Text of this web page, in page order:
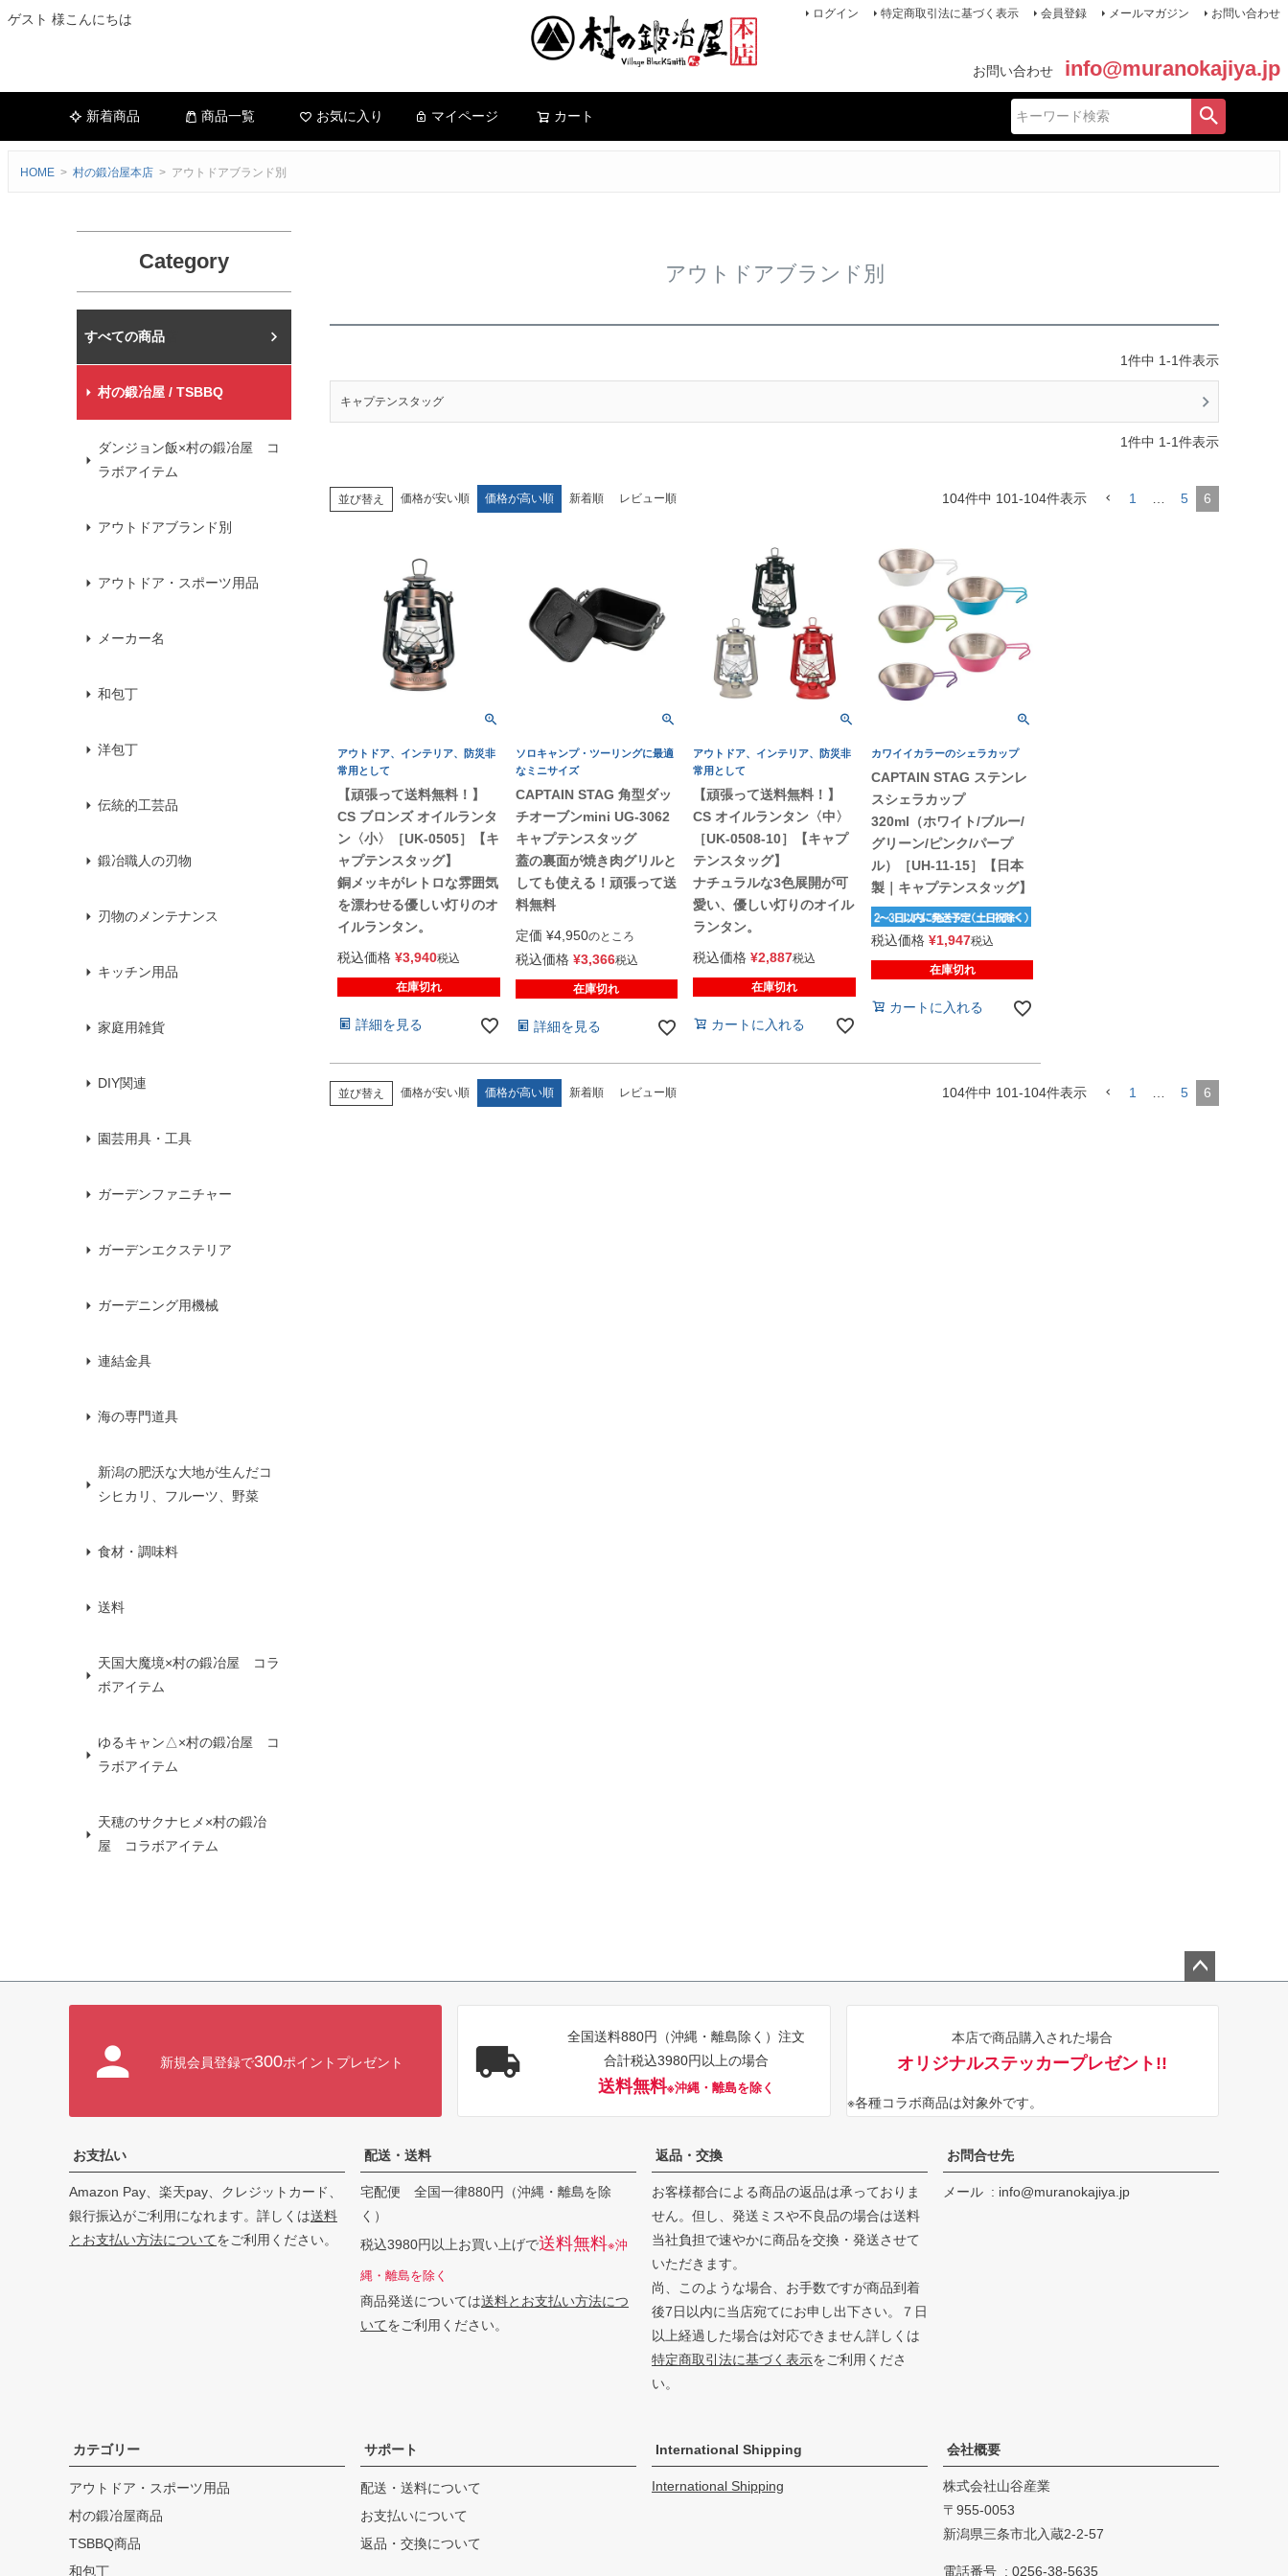
ゲスト 様こんにちは ログイン 特定商取引法に基づく表示 会員登録 メールマガジン お問い合わせ
お問い合わせ info@muranokajiya.jp
新着商品 商品一覧 お気に入り マイページ カート
HOME 村の鍛冶屋本店 アウトドアブランド別
Category
村の鍛冶屋本店
村の鍛冶屋 / TSBBQ
ダンジョン飯×村の鍛冶屋 コ
ラボアイテム
アウトドアブランド別
アウトドア・スポーツ用品
メーカー名
和包丁
洋包丁
伝統的工芸品
鍛冶職人の刃物
刃物のメンテナンス
キッチン用品
家庭用雑貨
DIY関連
園芸用具・工具
ガーデンファニチャー
ガーデンエクステリア
ガーデニング用機械
連結金具
海の専門道具
新潟の肥沃な大地が生んだコ
シヒカリ、フルーツ、野菜
食材・調味料
送料
天国大魔境×村の鍛冶屋 コラ
ボアイテム
ゆるキャン△×村の鍛冶屋 コ
ラボアイテム
天穂のサクナヒメ×村の鍛冶
屋 コラボアイテム
アウトドアブランド別
1件中 1-1件表示
キャプテンスタッグ
1件中 1-1件表示
並び替え 価格が安い順 価格が高い順 新着順 レビュー順 104件中 101-104件表示 1 … 5 6
アウトドア、インテリア、防災非
常用として
【頑張って送料無料！】
CS ブロンズ オイルランタ
ン〈小〉［UK-0505］【キ
ャプテンスタッグ】
銅メッキがレトロな雰囲気
を漂わせる優しい灯りのオ
イルランタン。
税込価格 ¥3,940税込
在庫切れ
詳細を見る
ソロキャンプ・ツーリングに最適
なミニサイズ
CAPTAIN STAG 角型ダッ
チオーブンmini UG-3062
キャプテンスタッグ
蓋の裏面が焼き肉グリルと
しても使える！頑張って送
料無料
定価 ¥4,950のところ
税込価格 ¥3,366税込
在庫切れ
詳細を見る
アウトドア、インテリア、防災非
常用として
【頑張って送料無料！】
CS オイルランタン〈中〉
［UK-0508-10］【キャプ
テンスタッグ】
ナチュラルな3色展開が可
愛い、優しい灯りのオイル
ランタン。
税込価格 ¥2,887税込
在庫切れ
カートに入れる
カワイイカラーのシェラカップ
CAPTAIN STAG ステンレ
スシェラカップ
320ml（ホワイト/ブルー/
グリーン/ピンク/パープ
ル）［UH-11-15］【日本
製｜キャプテンスタッグ】
税込価格 ¥1,947税込
在庫切れ
カートに入れる
並び替え 価格が安い順 価格が高い順 新着順 レビュー順 104件中 101-104件表示 1 … 5 6
新規会員登録で300ポイントプレゼント
全国送料880円（沖縄・離島除く）注文
合計税込3980円以上の場合
送料無料※沖縄・離島を除く
本店で商品購入された場合
オリジナルステッカープレゼント!!
※各種コラボ商品は対象外です。
お支払い
Amazon Pay、楽天pay、クレジットカード、
銀行振込がご利用になれます。詳しくは送料
とお支払い方法についてをご利用ください。
配送・送料
宅配便 全国一律880円（沖縄・離島を除
く）
税込3980円以上お買い上げで送料無料※沖
縄・離島を除く
商品発送については送料とお支払い方法につ
いてをご利用ください。
返品・交換
お客様都合による商品の返品は承っておりま
せん。但し、発送ミスや不良品の場合は送料
当社負担で速やかに商品を交換・発送させて
いただきます。
尚、このような場合、お手数ですが商品到着
後7日以内に当店宛てにお申し出下さい。７日
以上経過した場合は対応できません詳しくは
特定商取引法に基づく表示をご利用くださ
い。
お問合せ先
メール info@muranokajiya.jp
カテゴリー
アウトドア・スポーツ用品
村の鍛冶屋商品
TSBBQ商品
和包丁
サポート
配送・送料について
お支払いについて
返品・交換について
International Shipping
International Shipping
会社概要
株式会社山谷産業
955-0053
新潟県三条市北入蔵2-2-57
電話番号 0256-38-5635